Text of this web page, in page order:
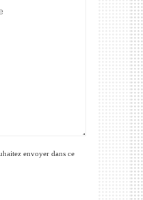
envoyer dans ce